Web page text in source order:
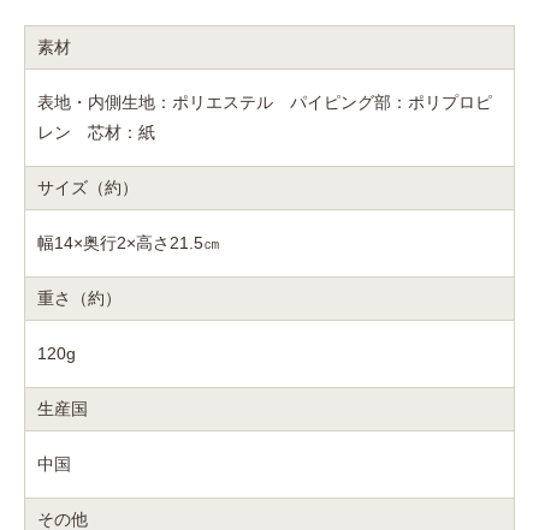
素材
表地・内側生地：ポリエステル パイピング部：ポリプロピ
レン 芯材：紙
サイズ（約）
幅14×奥行2×高さ21.5㎝
重さ（約）
120g
生産国
中国
その他